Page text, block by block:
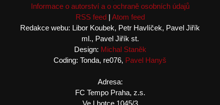
Informace o autorství a o ochraně osobních údajů
RSS feed| Atom feed
Redakce webu: Libor Koubek, Petr Havlíček, Pavel Jiřík
ml., Pavel Jiřík st.
Design: Michal Staněk
Coding: Tonda, re076, Pavel Hanyš
Adresa:
FC Tempo Praha, z.s.